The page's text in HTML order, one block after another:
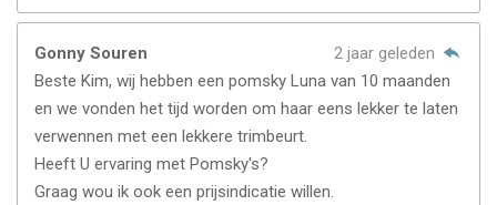
Gonny Souren
2 jaar geleden
Beste Kim, wij hebben een pomsky Luna van 10 maanden
en we vonden het tijd worden om haar eens lekker te laten
verwennen met een lekkere trimbeurt.
Heeft U ervaring met Pomsky's?
Graag wou ik ook een prijsindicatie willen.